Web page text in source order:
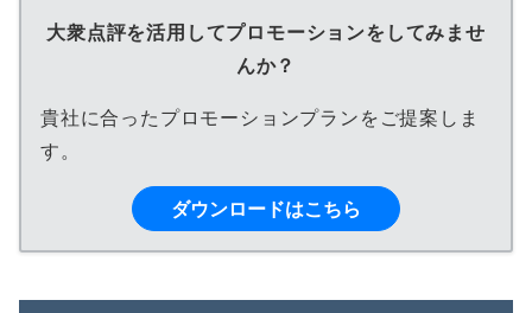
大衆点評を活用してプロモーションをしてみませ
んか？
貴社に合ったプロモーションプランをご提案しま
す。
ダウンロードはこちら